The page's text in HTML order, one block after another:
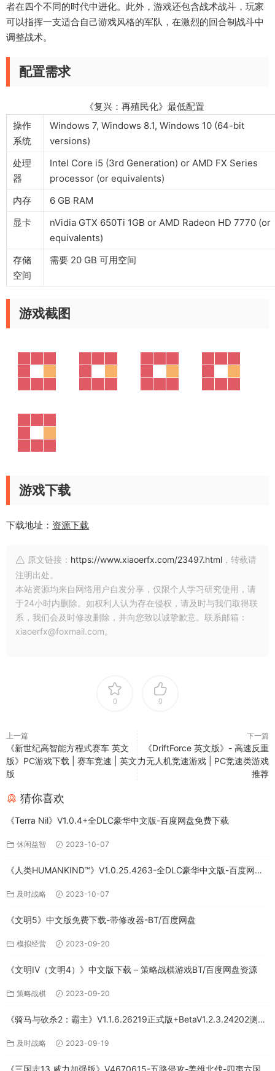
者在四个不同的时代中进化。此外，游戏还包含战术战斗，玩家
可以指挥一支适合自己游戏风格的军队，在激烈的回合制战斗中
调整战术。
配置需求
《复兴：再殖民化》最低配置
操作
系统
Windows 7, Windows 8.1, Windows 10 (64-bit
versions)
处理
器
Intel Core i5 (3rd Generation) or AMD FX Series
processor (or equivalents)
内存
6 GB RAM
显卡
nVidia GTX 650Ti 1GB or AMD Radeon HD 7770 (or
equivalents)
存储
空间
需要 20 GB 可用空间
游戏截图
游戏下载
下载地址： 资源下载
原文链接： https://www.xiaoerfx.com/23497.html ，转载请
注明出处。
本站资源均来自网络用户自发分享，仅限个人学习研究使用，请
于24小时内删除。如权利人认为存在侵权，请及时与我们取得联
系，我们会及时修改删除，并向您致以诚挚歉意。联系邮箱：
xiaoerfx@foxmail.com。
0 0
上一篇
《新世纪高智能方程式赛车 英文
版》PC游戏下载 | 赛车竞速 | 英文
版
下一篇
《DriftForce 英文版》- 高速反重
力无人机竞速游戏 | PC竞速类游戏
推荐
猜你喜欢
《Terra Nil》V1.0.4+全DLC豪华中文版-百度网盘免费下载
休闲益智 2023-10-07
《人类HUMANKIND™》V1.0.25.4263-全DLC豪华中文版-百度网盘
及时战略 2023-10-07
《文明5》中文版免费下载-带修改器-BT/百度网盘
模拟经营 2023-09-20
《文明IV（文明4）》中文版下载 – 策略战棋游戏BT/百度网盘资源
策略战棋 2023-09-20
《骑马与砍杀2：霸主》V1.1.6.26219正式版+BetaV1.2.3.24202测试
及时战略 2023-09-19
《三国志13 威力加强版》V4670615-五路侵攻-姜维北伐-四夷六国